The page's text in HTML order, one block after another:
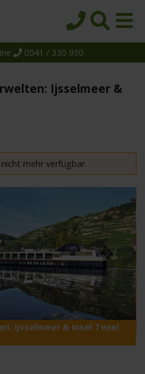
0541 / 330 930
Ijsselmeer &
mehr verfügbar.
Ijsselmeer & Insel Texel